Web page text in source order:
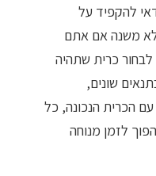
להקפיד על
משנה אם אתם
כרית שתהיה
שונים,
הכרית הנכונה, כל
לזמן מנוחה